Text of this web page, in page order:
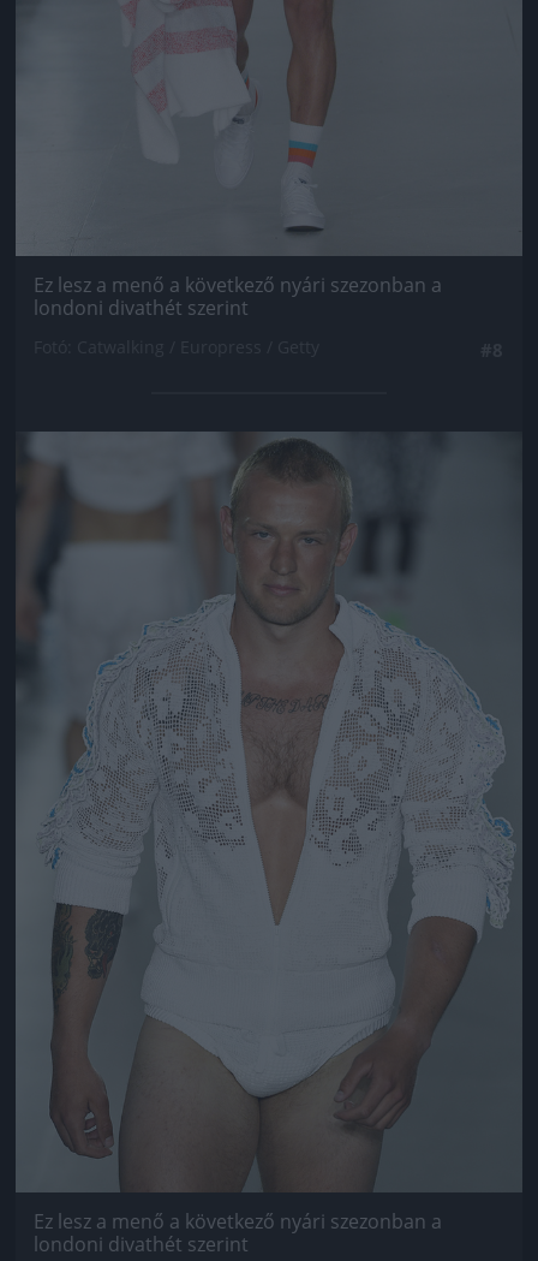
Ez lesz a menő a következő nyári szezonban a
londoni divathét szerint
Jön még kép!
Ez lesz a menő a következő nyári szezonban a
londoni divathét szerint